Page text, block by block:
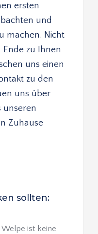
ersten
und
machen. Nicht
zu Ihnen
uns einen
zu den
uns über
unseren
Zuhause
sollten:
Welpe ist keine